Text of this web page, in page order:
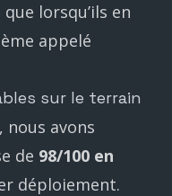
lorsqu’ils en
appelé
sur le terrain
nous avons
de 98/100 en
déploiement.